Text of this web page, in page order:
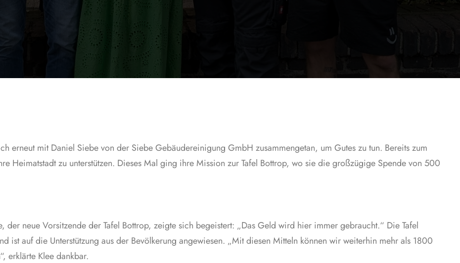
erneut mit Daniel Siebe von der Siebe Gebäudereinigung GmbH zusammengetan, um Gutes zu tun. Bereits zum
Heimatstadt zu unterstützen. Dieses Mal ging ihre Mission zur Tafel Bottrop, wo sie die großzügige Spende von 500
der neue Vorsitzende der Tafel Bottrop, zeigte sich begeistert: „Das Geld wird hier immer gebraucht.“ Die Tafel
ist auf die Unterstützung aus der Bevölkerung angewiesen. „Mit diesen Mitteln können wir weiterhin mehr als 1800
erklärte Klee dankbar.